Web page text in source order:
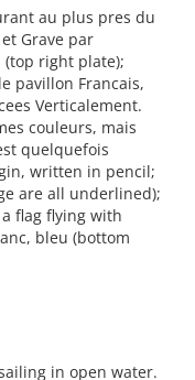
au plus pres du
Grave par
(top right plate);
pavillon Francais,
Verticalement.
couleurs, mais
quelquefois
written in pencil;
are all underlined);
flag flying with
bleu (bottom
sailing in open water.